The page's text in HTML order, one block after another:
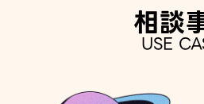
相談
USE